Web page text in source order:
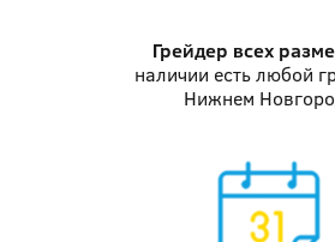
Грейдер всех
наличии есть любой
Нижнем